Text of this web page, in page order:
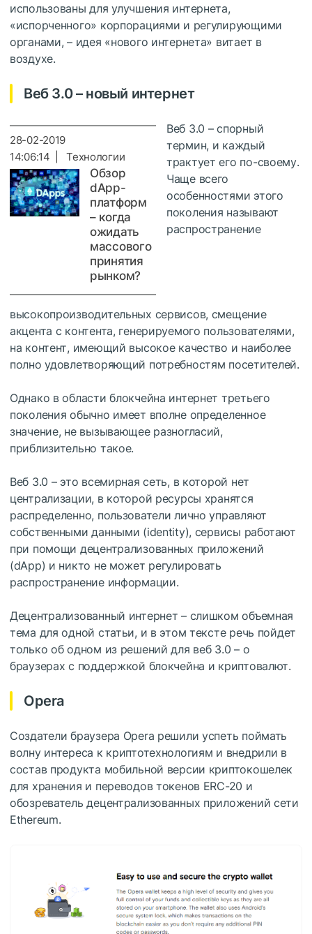
использованы для улучшения интернета,
«испорченного» корпорациями и регулирующими
органами, – идея «нового интернета» витает в
воздухе.
Веб 3.0 – новый интернет
28-02-2019
14:06:14 | Технологии
Обзор
dApp-
платформ
– когда
ожидать
массового
принятия
рынком?
Веб 3.0 – спорный
термин, и каждый
трактует его по-своему.
Чаще всего
особенностями этого
поколения называют
распространение
высокопроизводительных сервисов, смещение
акцента с контента, генерируемого пользователями,
на контент, имеющий высокое качество и наиболее
полно удовлетворяющий потребностям посетителей.
Однако в области блокчейна интернет третьего
поколения обычно имеет вполне определенное
значение, не вызывающее разногласий,
приблизительно такое.
Веб 3.0 – это всемирная сеть, в которой нет
централизации, в которой ресурсы хранятся
распределенно, пользователи лично управляют
собственными данными (identity), сервисы работают
при помощи децентрализованных приложений
(dApp) и никто не может регулировать
распространение информации.
Децентрализованный интернет – слишком объемная
тема для одной статьи, и в этом тексте речь пойдет
только об одном из решений для веб 3.0 – о
браузерах с поддержкой блокчейна и криптовалют.
Opera
Создатели браузера Opera решили успеть поймать
волну интереса к криптотехнологиям и внедрили в
состав продукта мобильной версии криптокошелек
для хранения и переводов токенов ERC-20 и
обозреватель децентрализованных приложений сети
Ethereum.